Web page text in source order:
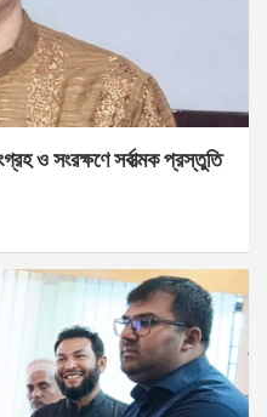
ও সংরক্ষণে সর্বাত্মক প্রস্তুতি